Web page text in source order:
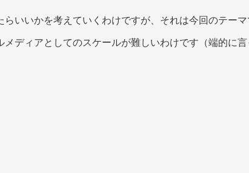
いいかを考えていくわけですが、それは今回のテーマ
ディアとしてのスケールが難しいわけです（端的に言